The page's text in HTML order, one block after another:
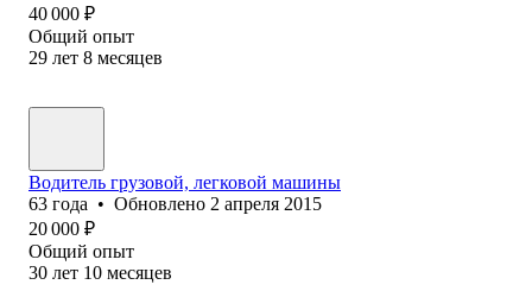
40 000 ₽
Общий опыт
29 лет 8 месяцев
Водитель грузовой, легковой машины
63 года • Обновлено 2 апреля 2015
20 000 ₽
Общий опыт
30 лет 10 месяцев